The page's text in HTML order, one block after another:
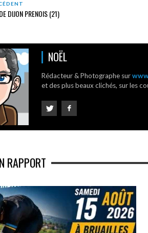
DIJON PRENOIS (21)
NOËL
Rédacteur & Photographe sur
et des plus beaux clichés, sur les
RAPPORT